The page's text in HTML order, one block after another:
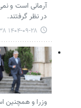
آرمانی است و
در نظر گرفتند.
۱۴۰۴-۰۹-۲۸ ۰۶:۳۸
وزرا و همچنین